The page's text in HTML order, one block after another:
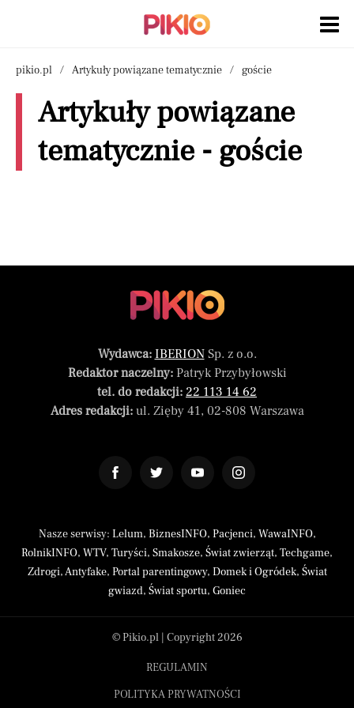
pikio.pl Artykuły powiązane tematycznie goście
Artykuły powiązane
tematycznie - goście
Wydawca: IBERIONSp. z o.o.
Redaktor naczelny:Patryk Przybyłowski
tel. do redakcji: 22 113 14 62
Adres redakcji:ul. Zięby 41, 02-808 Warszawa
Nasze serwisy: Lelum, BiznesINFO, Pacjenci, WawaINFO,
RolnikINFO, WTV, Turyści, Smakosze, Świat zwierząt, Techgame,
Zdrogi,Antyfake, Portal parentingowy, Domek i Ogródek, Świat
gwiazd, Świat sportu, Goniec
© Pikio.pl | Copyright 2026
REGULAMIN
POLITYKA PRYWATNOŚCI